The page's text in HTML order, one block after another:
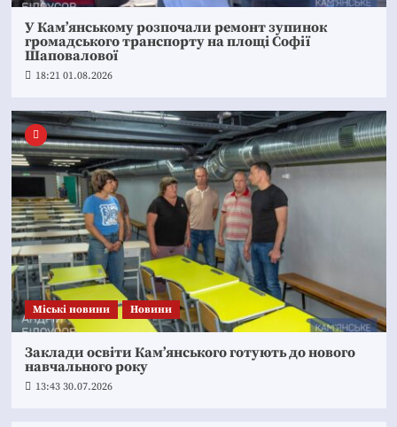
У Кам’янському розпочали ремонт зупинок
громадського транспорту на площі Софії
Шаповалової
18:21 01.08.2026
Mіські новини Новини
Заклади освіти Кам’янського готують до нового
навчального року
13:43 30.07.2026